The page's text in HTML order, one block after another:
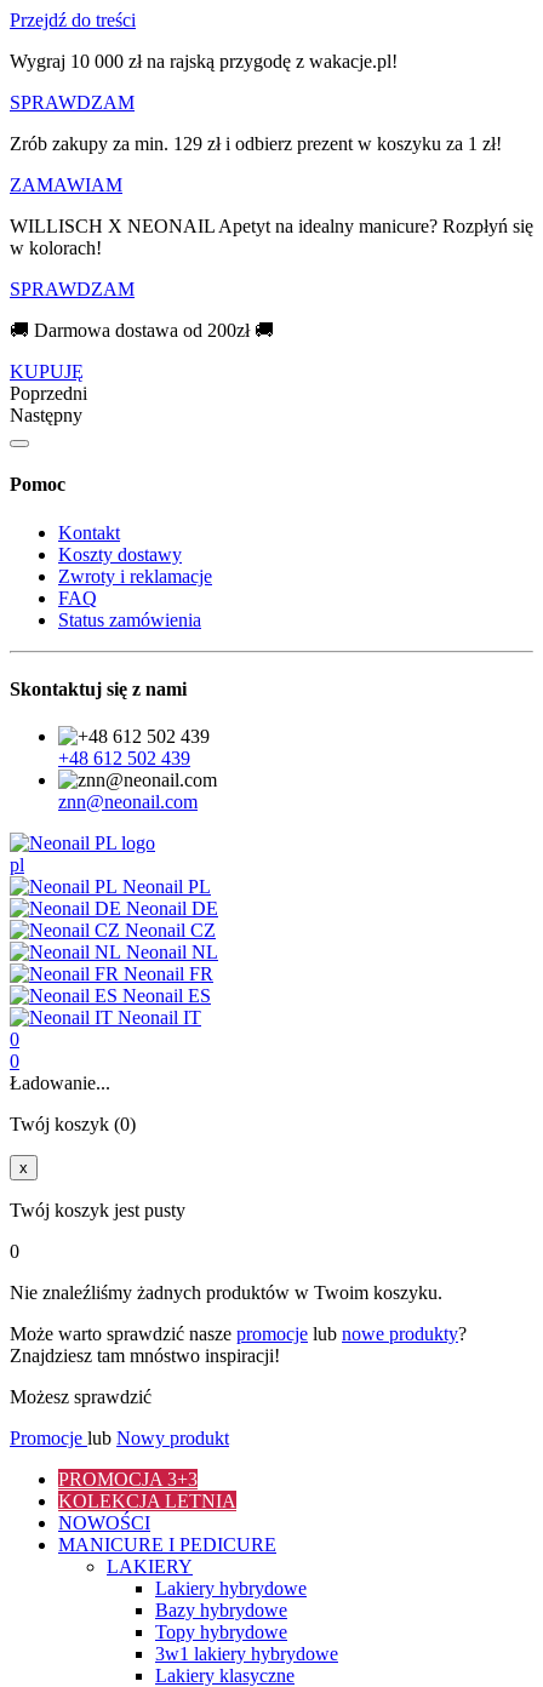
Przejdź do treści
Wygraj 10 000 zł na rajską przygodę z wakacje.pl!​
SPRAWDZAM
Zrób zakupy za min. 129 zł i odbierz prezent w koszyku za 1 zł!
ZAMAWIAM
WILLISCH X NEONAIL Apetyt na idealny manicure? Rozpłyń się
w kolorach!
SPRAWDZAM
🚚 Darmowa dostawa od 200zł 🚚
KUPUJĘ
Poprzedni
Następny
Pomoc
Kontakt
Koszty dostawy
Zwroty i reklamacje
FAQ
Status zamówienia
Skontaktuj się z nami
+48 612 502 439
znn@neonail.com
pl
Neonail PL
Neonail DE
Neonail CZ
Neonail NL
Neonail FR
Neonail ES
Neonail IT
0
0
Ładowanie...
Twój koszyk (0)
x
Twój koszyk jest pusty
0
Nie znaleźliśmy żadnych produktów w Twoim koszyku.
Może warto sprawdzić nasze promocje lub nowe produkty?
Znajdziesz tam mnóstwo inspiracji!
Możesz sprawdzić
Promocje lub Nowy produkt
PROMOCJA 3+3
KOLEKCJA LETNIA
NOWOŚCI
MANICURE I PEDICURE
LAKIERY
Lakiery hybrydowe
Bazy hybrydowe
Topy hybrydowe
3w1 lakiery hybrydowe
Lakiery klasyczne